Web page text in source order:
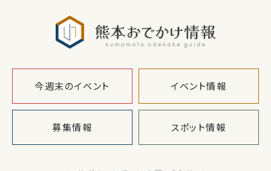
今週末のイベント イベント情報
募集情報 スポット情報